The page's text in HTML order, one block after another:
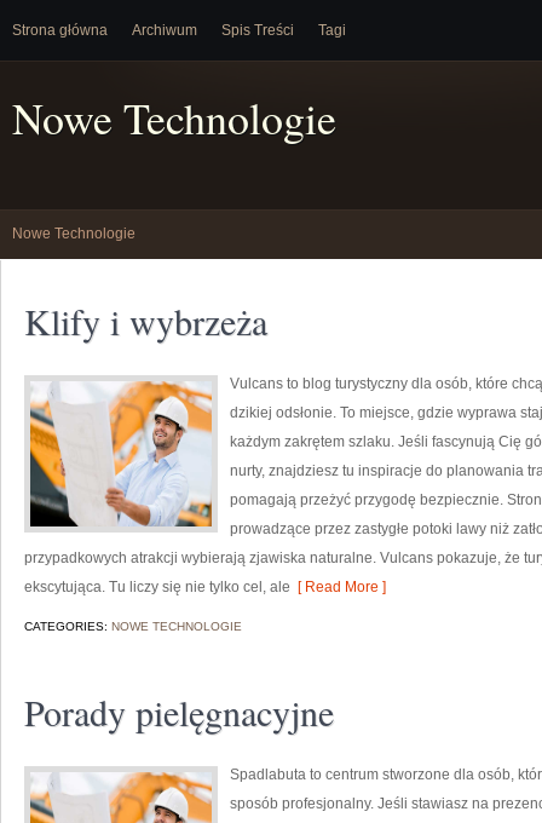
Strona główna Archiwum Spis Treści Tagi
Nowe Technologie
Nowe Technologie
Klify i wybrzeża
Vulcans to blog turystyczny dla osób, które
dzikiej odsłonie. To miejsce, gdzie wyprawa
każdym zakrętem szlaku. Jeśli fascynują Cię
nurty, znajdziesz tu inspiracje do planowania
pomagają przeżyć przygodę bezpiecznie.
prowadzące przez zastygłe potoki lawy niż
przypadkowych atrakcji wybierają zjawiska naturalne. Vulcans pokazuje, że
ekscytująca. Tu liczy się nie tylko cel, ale [ Read More ]
CATEGORIES: NOWE TECHNOLOGIE
Porady pielęgnacyjne
Spadlabuta to centrum stworzone dla osób,
sposób profesjonalny. Jeśli stawiasz na